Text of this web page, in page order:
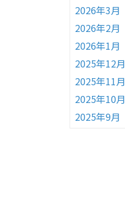
2026年3月
2026年2月
2026年1月
2025年12月
2025年11月
2025年10月
2025年9月